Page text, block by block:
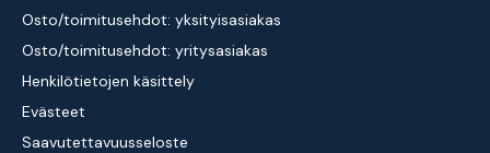
Osto/toimitusehdot: yksityisasiakas
Osto/toimitusehdot: yritysasiakas
Henkilötietojen käsittely
Evästeet
Saavutettavuusseloste